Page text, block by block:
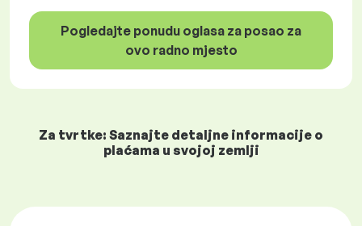
Pogledajte ponudu oglasa za posao za
ovo radno mjesto
Za tvrtke: Saznajte detaljne informacije o
plaćama u svojoj zemlji